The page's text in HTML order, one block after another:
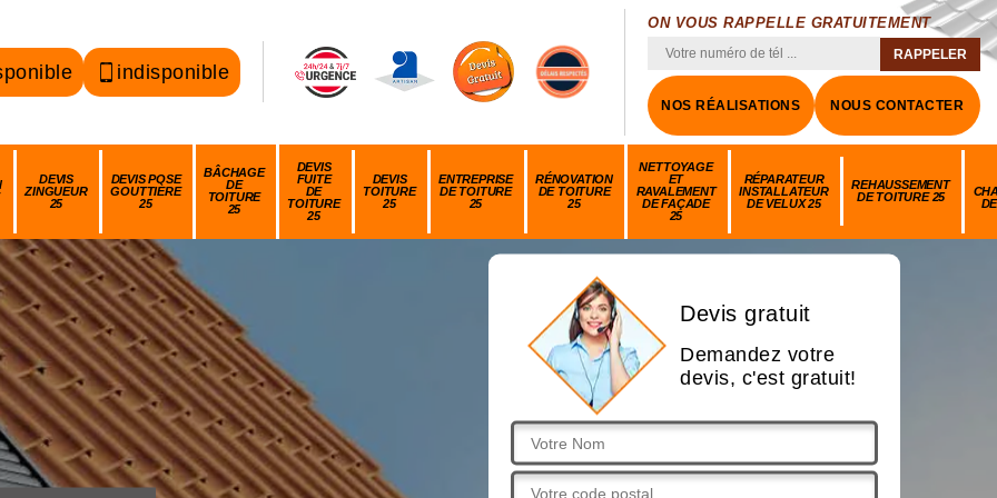
indisponible
ON VOUS RAPPELLE GRATUITEMENT
NOS RÉALISATIONS NOUS CONTACTER
DEVIS
ZINGUEUR
25
DEVIS POSE
GOUTTIÈRE
25
BÂCHAGE
DE
TOITURE
25
DEVIS
FUITE
DE
TOITURE
25
DEVIS
TOITURE
25
ENTREPRISE
DE TOITURE
25
RÉNOVATION
DE TOITURE
25
NETTOYAGE
ET
RAVALEMENT
DE FAÇADE
25
RÉPARATEUR
INSTALLATEUR
DE VELUX 25
REHAUSSEMENT
DE TOITURE 25
Devis gratuit
Demandez votre
devis, c'est gratuit!